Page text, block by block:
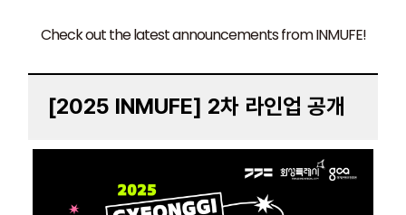
Check out the latest announcements from INMUFE!
[2025 INMUFE] 2차 라인업 공개